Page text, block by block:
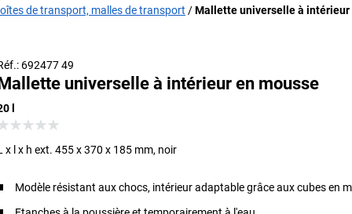
de transport, malles de transport Mallette universelle à intérieur
692477 49
universelle à intérieur en mousse
l
x l x h ext. 455 x 370 x 185 mm, noir
Modèle résistant aux chocs, intérieur adaptable grâce aux cubes en